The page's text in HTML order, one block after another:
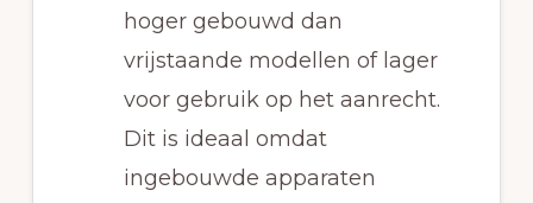
hoger gebouwd dan
vrijstaande modellen of lager
voor gebruik op het aanrecht.
Dit is ideaal omdat
ingebouwde apparaten